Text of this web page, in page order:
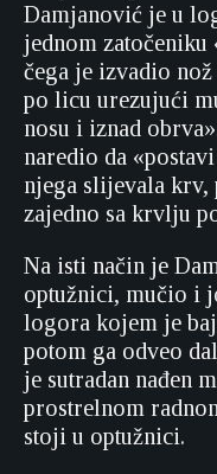
Damjanović je u
jednom zatočeniku
čega je izvadio
po licu urezujući
nosu i iznad
naredio da
njega slijevala krv,
zajedno sa krvlju
Na isti način je
optužnici, mučio i
logora kojem je
potom ga odveo
je sutradan nađen
prostrelnom
stoji u optužnici.